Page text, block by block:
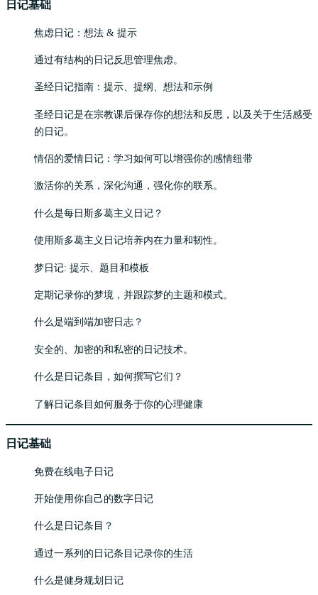
日记基础
焦虑日记：想法 & 提示
通过有结构的日记反思管理焦虑。
圣经日记指南：提示、提纲、想法和示例
圣经日记是在宗教课后保存你的想法和反思，以及关于生活感受
的日记。
情侣的爱情日记：学习如何可以增强你的感情纽带
激活你的关系，深化沟通，强化你的联系。
什么是每日斯多葛主义日记？
使用斯多葛主义日记培养内在力量和韧性。
梦日记: 提示、题目和模板
定期记录你的梦境，并跟踪梦的主题和模式。
什么是端到端加密日志？
安全的、加密的和私密的日记技术。
什么是日记条目，如何撰写它们？
了解日记条目如何服务于你的心理健康
日记基础
免费在线电子日记
开始使用你自己的数字日记
什么是日记条目？
通过一系列的日记条目记录你的生活
什么是健身规划日记